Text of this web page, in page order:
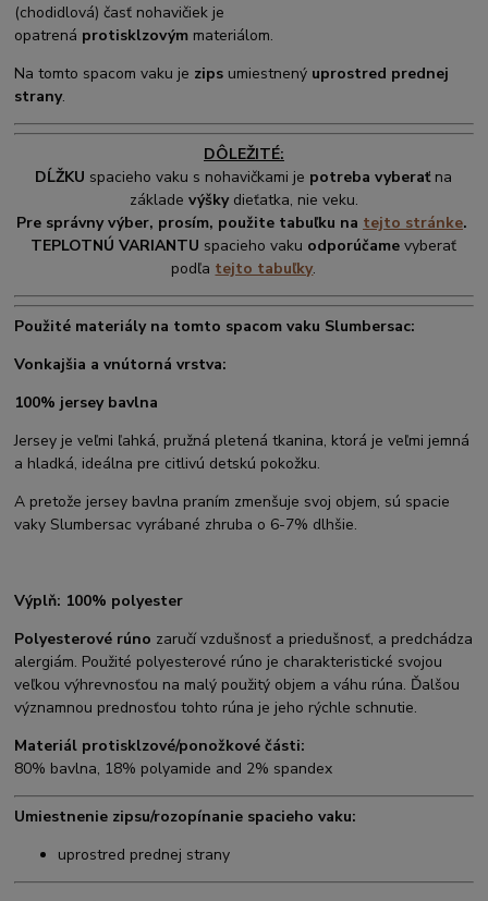
(chodidlová) časť nohavičiek je
opatrená protisklzovým materiálom.
Na tomto spacom vaku je zips umiestnený uprostred prednej
strany.
DÔLEŽITÉ:
DĹŽKU spacieho vaku s nohavičkami je potreba vyberať na
základe výšky dieťatka, nie veku.
Pre správny výber, prosím, použite tabuľku na tejto stránke.
TEPLOTNÚ VARIANTU spacieho vaku odporúčamevyberať
podľa tejto tabuľky.
Použité materiály na tomto spacom vaku Slumbersac:
Vonkajšia a vnútorná vrstva:
100% jersey bavlna
Jersey je veľmi ľahká, pružná pletená tkanina, ktorá je veľmi jemná
a hladká, ideálna pre citlivú detskú pokožku.
A pretože jersey bavlna praním zmenšuje svoj objem, sú spacie
vaky Slumbersac vyrábané zhruba o 6-7% dlhšie.
Výplň: 100% polyester
Polyesterové rúno zaručí vzdušnosť a priedušnosť, a predchádza
alergiám. Použité polyesterové rúno je charakteristické svojou
veľkou výhrevnosťou na malý použitý objem a váhu rúna. Ďalšou
významnou prednosťou tohto rúna je jeho rýchle schnutie.
Materiál protisklzové/ponožkové části:
80% bavlna, 18% polyamide and 2% spandex
Umiestnenie zipsu/rozopínanie spacieho vaku:
uprostred prednej strany